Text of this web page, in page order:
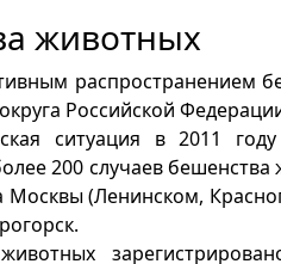
животных
распространением
Российской
ситуация в 2011
200 случаев
(Ленинском,